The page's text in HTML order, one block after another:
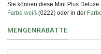
Sie können diese Mini Plus Deluxe
Farbe weiß (0222) oder in der
MENGENRABATTE